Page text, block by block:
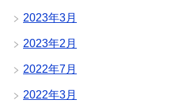
2023年3月
2023年2月
2022年7月
2022年3月